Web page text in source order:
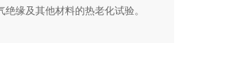
缘及其他材料的热老化试验。